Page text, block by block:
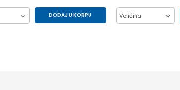
DODAJ U KORPU Veličina